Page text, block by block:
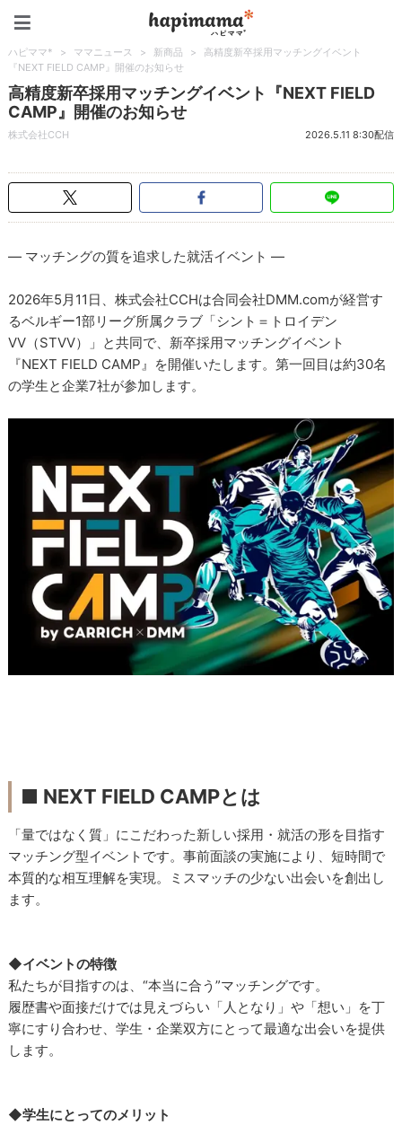
ハピママ* > ママニュース > 新商品 >
高精度新卒採用マッチングイベント
『NEXT FIELD CAMP』開催のお知らせ
高精度新卒採用マッチングイベント『NEXT FIELD
CAMP』開催のお知らせ
株式会社CCH 2026.5.11 8:30配信
― マッチングの質を追求した就活イベント ―
2026年5月11日、株式会社CCHは合同会社DMM.comが経営す
るベルギー1部リーグ所属クラブ「シント＝トロイデン
VV（STVV）」と共同で、新卒採用マッチングイベント
『NEXT FIELD CAMP』を開催いたします。第一回目は約30名
の学生と企業7社が参加します。
■ NEXT FIELD CAMPとは
「量ではなく質」にこだわった新しい採用・就活の形を目指す
マッチング型イベントです。事前面談の実施により、短時間で
本質的な相互理解を実現。ミスマッチの少ない出会いを創出し
ます。
◆イベントの特徴
私たちが目指すのは、“本当に合う”マッチングです。
履歴書や面接だけでは見えづらい「人となり」や「想い」を丁
寧にすり合わせ、学生・企業双方にとって最適な出会いを提供
します。
◆学生にとってのメリット